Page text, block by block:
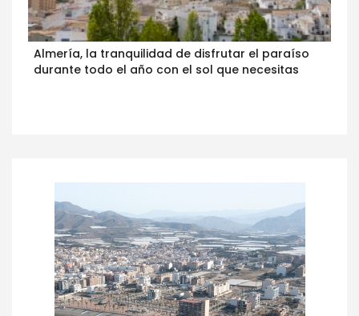
Almería, la tranquilidad de disfrutar el paraíso
durante todo el año con el sol que necesitas